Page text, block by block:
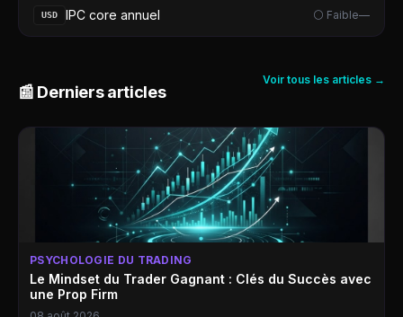
USD IPC core annuel ⚪ Faible—
📰 Derniers articles
Voir tous les articles →
PSYCHOLOGIE DU TRADING
Le Mindset du Trader Gagnant : Clés du Succès avec
une Prop Firm